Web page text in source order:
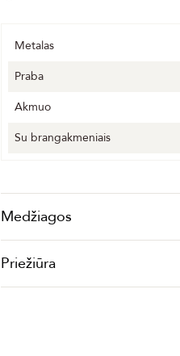
Metalas
Praba
Akmuo
Su brangakmeniais
Medžiagos
Priežiūra